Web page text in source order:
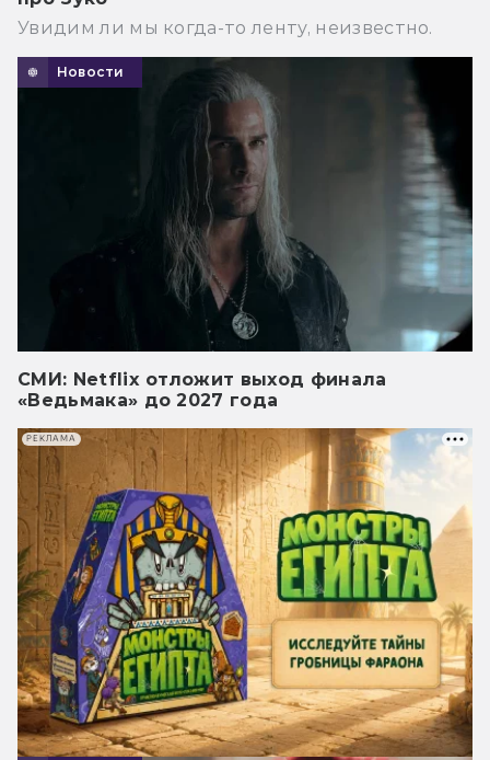
Увидим ли мы когда-то ленту, неизвестно.
Новости
СМИ: Netflix отложит выход финала
«Ведьмака» до 2027 года
РЕКЛАМА